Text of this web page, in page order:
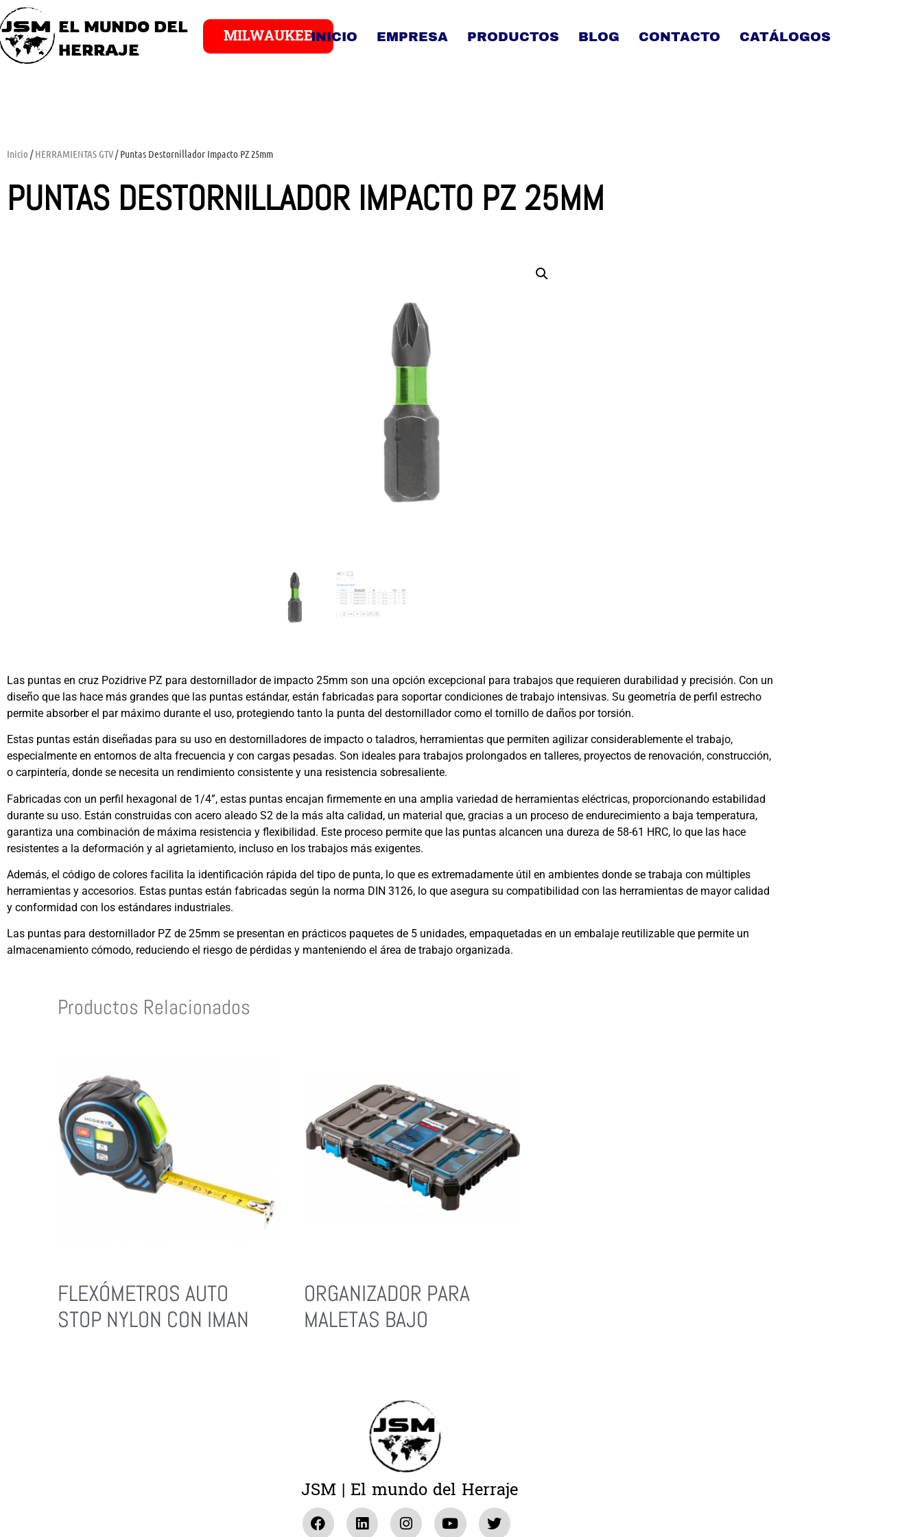
EL MUNDO DEL
HERRAJE
MILWAUKEEINICIO EMPRESA PRODUCTOS BLOG CONTACTO CATÁLOGOS
Inicio /HERRAMIENTAS GTV/ Puntas Destornillador Impacto PZ 25mm
PUNTAS DESTORNILLADOR IMPACTO PZ 25MM
Las puntas en cruz Pozidrive PZ para destornillador de impacto 25mm son una opción excepcional para trabajos que requieren durabilidad y precisión. Con un
diseño que las hace más grandes que las puntas estándar, están fabricadas para soportar condiciones de trabajo intensivas. Su geometría de perfil estrecho
permite absorber el par máximo durante el uso, protegiendo tanto la punta del destornillador como el tornillo de daños por torsión.
Estas puntas están diseñadas para su uso en destornilladores de impacto o taladros, herramientas que permiten agilizar considerablemente el trabajo,
especialmente en entornos de alta frecuencia y con cargas pesadas. Son ideales para trabajos prolongados en talleres, proyectos de renovación, construcción,
o carpintería, donde se necesita un rendimiento consistente y una resistencia sobresaliente.
Fabricadas con un perfil hexagonal de 1/4”, estas puntas encajan firmemente en una amplia variedad de herramientas eléctricas, proporcionando estabilidad
durante su uso. Están construidas con acero aleado S2 de la más alta calidad, un material que, gracias a un proceso de endurecimiento a baja temperatura,
garantiza una combinación de máxima resistencia y flexibilidad. Este proceso permite que las puntas alcancen una dureza de 58-61 HRC, lo que las hace
resistentes a la deformación y al agrietamiento, incluso en los trabajos más exigentes.
Además, el código de colores facilita la identificación rápida del tipo de punta, lo que es extremadamente útil en ambientes donde se trabaja con múltiples
herramientas y accesorios. Estas puntas están fabricadas según la norma DIN 3126, lo que asegura su compatibilidad con las herramientas de mayor calidad
y conformidad con los estándares industriales.
Las puntas para destornillador PZ de 25mm se presentan en prácticos paquetes de 5 unidades, empaquetadas en un embalaje reutilizable que permite un
almacenamiento cómodo, reduciendo el riesgo de pérdidas y manteniendo el área de trabajo organizada.
Productos Relacionados
FLEXÓMETROS AUTO
STOP NYLON CON IMAN
ORGANIZADOR PARA
MALETAS BAJO
JSM | El mundo del Herraje